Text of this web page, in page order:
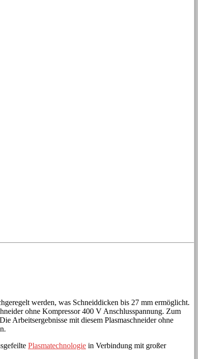
werden, was Schneiddicken bis 27 mm ermöglicht.
ohne Kompressor 400 V Anschlusspannung. Zum
Arbeitsergebnisse mit diesem Plasmaschneider ohne
Plasmatechnologie in Verbindung mit großer